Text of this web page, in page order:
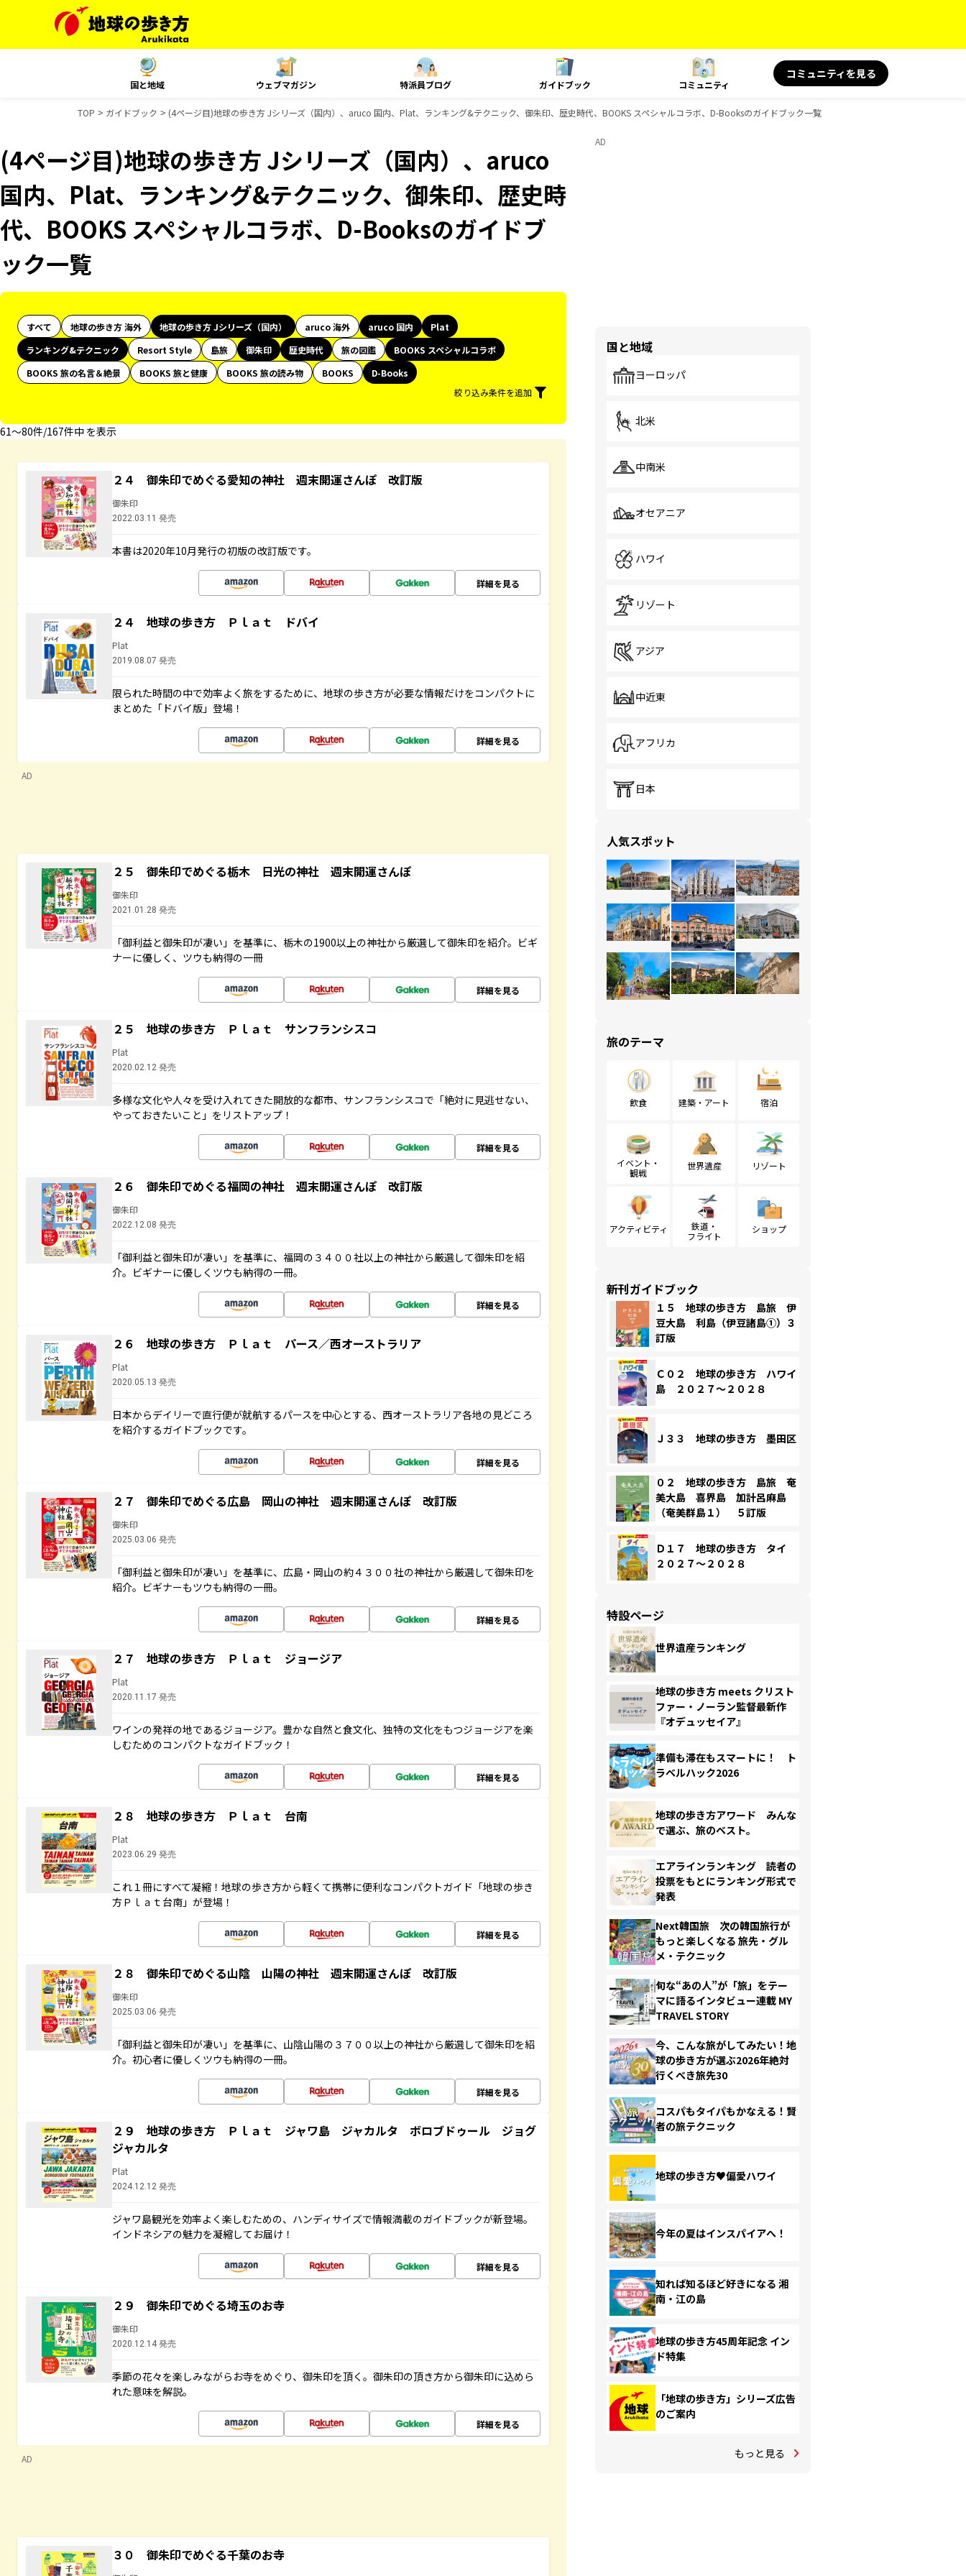
国と地域 ウェブマガジン 特派員ブログ ガイドブック コミュニティ
コミュニティを見る
TOP ガイドブック (4ページ目)地球の歩き方 Jシリーズ（国内）、aruco 国内、Plat、ランキング&テクニック、御朱印、歴史時代、BOOKS スペシャルコラボ、D-Booksのガイドブック一覧
(4ページ目)地球の歩き方 Jシリーズ（国内）、aruco
国内、Plat、ランキング&テクニック、御朱印、歴史時
代、BOOKS スペシャルコラボ、D-Booksのガイドブ
ック一覧
すべて 地球の歩き方 海外 地球の歩き方 Jシリーズ（国内） aruco 海外 aruco 国内
Plat
ランキング&テクニック
Resort Style 島旅 御朱印 歴史時代 旅の図鑑
BOOKS スペシャルコラボ
BOOKS 旅の名言＆絶景
BOOKS 旅と健康 BOOKS 旅の読み物 BOOKS
D-Books
絞り込み条件を追加
61〜80件/167件中 を表示
２４ 御朱印でめぐる愛知の神社 週末開運さんぽ 改訂版
御朱印
2022.03.11 発売
本書は2020年10月発行の初版の改訂版です。
詳細を見る
２４ 地球の歩き方 Ｐｌａｔ ドバイ
Plat
2019.08.07 発売
限られた時間の中で効率よく旅をするために、地球の歩き方が必要な情報だけをコンパクトに
まとめた「ドバイ版」登場！
詳細を見る
AD
２５ 御朱印でめぐる栃木 日光の神社 週末開運さんぽ
御朱印
2021.01.28 発売
「御利益と御朱印が凄い」を基準に、栃木の1900以上の神社から厳選して御朱印を紹介。ビギ
ナーに優しく、ツウも納得の一冊
詳細を見る
２５ 地球の歩き方 Ｐｌａｔ サンフランシスコ
Plat
2020.02.12 発売
多様な文化や人々を受け入れてきた開放的な都市、サンフランシスコで「絶対に見逃せない、
やっておきたいこと」をリストアップ！
詳細を見る
２６ 御朱印でめぐる福岡の神社 週末開運さんぽ 改訂版
御朱印
2022.12.08 発売
「御利益と御朱印が凄い」を基準に、福岡の３４００社以上の神社から厳選して御朱印を紹
介。ビギナーに優しくツウも納得の一冊。
詳細を見る
２６ 地球の歩き方 Ｐｌａｔ パース／西オーストラリア
Plat
2020.05.13 発売
日本からデイリーで直行便が就航するパースを中心とする、西オーストラリア各地の見どころ
を紹介するガイドブックです。
詳細を見る
２７ 御朱印でめぐる広島 岡山の神社 週末開運さんぽ 改訂版
御朱印
2025.03.06 発売
「御利益と御朱印が凄い」を基準に、広島・岡山の約４３００社の神社から厳選して御朱印を
紹介。ビギナーもツウも納得の一冊。
詳細を見る
２７ 地球の歩き方 Ｐｌａｔ ジョージア
Plat
2020.11.17 発売
ワインの発祥の地であるジョージア。豊かな自然と食文化、独特の文化をもつジョージアを楽
しむためのコンパクトなガイドブック！
詳細を見る
２８ 地球の歩き方 Ｐｌａｔ 台南
Plat
2023.06.29 発売
これ１冊にすべて凝縮！地球の歩き方から軽くて携帯に便利なコンパクトガイド「地球の歩き
方Ｐｌａｔ台南」が登場！
詳細を見る
２８ 御朱印でめぐる山陰 山陽の神社 週末開運さんぽ 改訂版
御朱印
2025.03.06 発売
「御利益と御朱印が凄い」を基準に、山陰山陽の３７００以上の神社から厳選して御朱印を紹
介。初心者に優しくツウも納得の一冊。
詳細を見る
２９ 地球の歩き方 Ｐｌａｔ ジャワ島 ジャカルタ ボロブドゥール ジョグ
ジャカルタ
Plat
2024.12.12 発売
ジャワ島観光を効率よく楽しむための、ハンディサイズで情報満載のガイドブックが新登場。
インドネシアの魅力を凝縮してお届け！
詳細を見る
２９ 御朱印でめぐる埼玉のお寺
御朱印
2020.12.14 発売
季節の花々を楽しみながらお寺をめぐり、御朱印を頂く。御朱印の頂き方から御朱印に込めら
れた意味を解説。
詳細を見る
AD
３０ 御朱印でめぐる千葉のお寺
AD
国と地域
ヨーロッパ
北米
中南米
オセアニア
ハワイ
リゾート
アジア
中近東
アフリカ
日本
人気スポット
旅のテーマ
飲食 建築・アート 宿泊
イベント・
観戦
世界遺産 リゾート
アクティビティ
鉄道・
フライト
ショップ
新刊ガイドブック
１５ 地球の歩き方 島旅 伊
豆大島 利島（伊豆諸島①）３
訂版
Ｃ０２ 地球の歩き方 ハワイ
島 ２０２７～２０２８
Ｊ３３ 地球の歩き方 墨田区
０２ 地球の歩き方 島旅 奄
美大島 喜界島 加計呂麻島
（奄美群島１） ５訂版
Ｄ１７ 地球の歩き方 タイ
２０２７～２０２８
特設ページ
世界遺産ランキング
地球の歩き方 meets クリスト
ファー・ノーラン監督最新作
『オデュッセイア』
準備も滞在もスマートに！ ト
ラベルハック2026
地球の歩き方アワード みんな
で選ぶ、旅のベスト。
エアラインランキング 読者の
投票をもとにランキング形式で
発表
Next韓国旅 次の韓国旅行が
もっと楽しくなる 旅先・グル
メ・テクニック
旬な“あの人”が「旅」をテー
マに語るインタビュー連載 MY
TRAVEL STORY
今、こんな旅がしてみたい！地
球の歩き方が選ぶ2026年絶対
行くべき旅先30
コスパもタイパもかなえる！賢
者の旅テクニック
地球の歩き方♥偏愛ハワイ
今年の夏はインスパイアへ！
知れば知るほど好きになる 湘
南・江の島
地球の歩き方45周年記念 イン
ド特集
「地球の歩き方」シリーズ広告
のご案内
もっと見る